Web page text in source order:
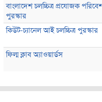
বাংলাদেশ চলচ্চিত্র প্রযোজক
পুরস্কার
কিউট-চ্যানেল আই চলচ্চিত্র পুরস্কার
ফিল্ম ক্লাব অ্যাওয়ার্ডস